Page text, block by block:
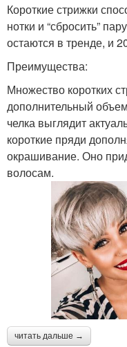
Короткие стрижки
нотки и “сбросить”
остаются в тренде, и
Преимущества:
Множество коротких
дополнительный
челка выглядит
короткие пряди
окрашивание. Оно
волосам.
читать дальше →